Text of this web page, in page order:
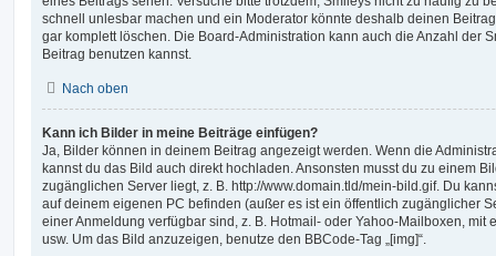
schnell unlesbar machen und ein Moderator könnte deshalb deinen
gar komplett löschen. Die Board-Administration kann auch die Anzahl der
Beitrag benutzen kannst.
Nach oben
Kann ich Bilder in meine Beiträge einfügen?
Ja, Bilder können in deinem Beitrag angezeigt werden. Wenn die
kannst du das Bild auch direkt hochladen. Ansonsten musst du zu einem
zugänglichen Server liegt, z. B. http://www.domain.tld/mein-bild.gif. Du
auf deinem eigenen PC befinden (außer es ist ein öffentlich zugänglicher
einer Anmeldung verfügbar sind, z. B. Hotmail- oder Yahoo-Mailboxen, mit
usw. Um das Bild anzuzeigen, benutze den BBCode-Tag „[img]“.